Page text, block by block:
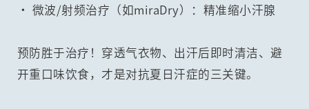
• 微波/射频治疗（如miraDry）：精准缩小汗腺
预防胜于治疗！穿透气衣物、出汗后即时清洁、避
开重口味饮食，才是对抗夏日汗症的三关键。